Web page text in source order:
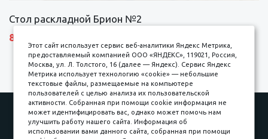
Стол раскладной Брион №2
8690 р.
Наши работы
Оплата
Доставка и сборка
Гарантии
Этот сайт использует сервис веб-аналитики Яндекс Метрика,
предоставляемый компанией ООО «ЯНДЕКС», 119021, Россия,
Москва, ул. Л. Толстого, 16 (далее — Яндекс). Сервис Яндекс
Метрика использует технологию «cookie» — небольшие
текстовые файлы, размещаемые на компьютере
пользователей с целью анализа их пользовательской
активности. Собранная при помощи cookie информация не
может идентифицировать вас, однако может помочь нам
улучшить работу нашего сайта. Информация об
использовании вами данного сайта, собранная при помощи